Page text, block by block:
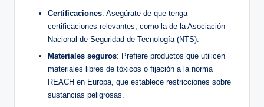
Certificaciones: Asegúrate de que tenga
certificaciones relevantes, como la ⁢de la Asociación
Nacional de Seguridad de Tecnología​ (NTS).
Materiales seguros: Prefiere productos‍ que utilicen
materiales libres⁤ de tóxicos o fijación a​ la norma
REACH en Europa, que establece restricciones sobre
sustancias peligrosas.